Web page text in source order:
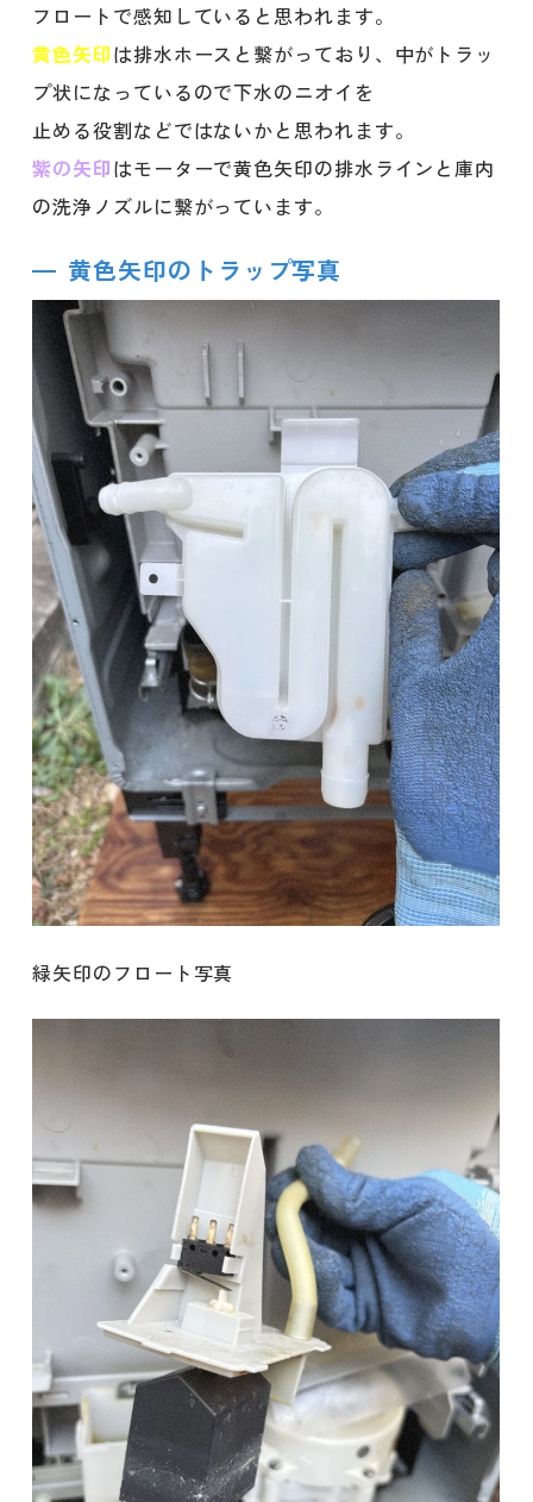
フロートで感知していると思われます。
黄色矢印は排水ホースと繋がっており、中がトラッ
プ状になっているので下水のニオイを
止める役割などではないかと思われます。
紫の矢印はモーターで黄色矢印の排水ラインと庫内
の洗浄ノズルに繋がっています。
黄色矢印のトラップ写真
緑矢印のフロート写真